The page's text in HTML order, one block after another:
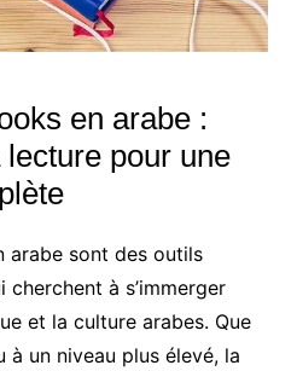
en arabe :
pour une
arabe sont des outils
à s’immerger
et la culture arabes. Que
un niveau plus élevé, la